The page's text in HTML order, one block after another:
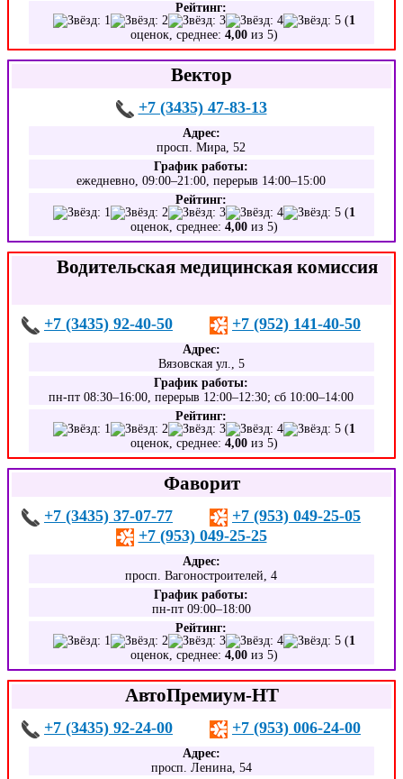
Рейтинг:
(1
оценок, среднее:4,00 из 5)
Вектор
+7 (3435) 47-83-13
Адрес:
просп. Мира, 52
График работы:
ежедневно, 09:00–21:00, перерыв 14:00–15:00
Рейтинг:
(1
оценок, среднее:4,00 из 5)
Водительская медицинская комиссия
+7 (3435) 92-40-50 +7 (952) 141-40-50
Адрес:
Вязовская ул., 5
График работы:
пн-пт 08:30–16:00, перерыв 12:00–12:30; сб 10:00–14:00
Рейтинг:
(1
оценок, среднее:4,00 из 5)
Фаворит
+7 (3435) 37-07-77
+7 (953) 049-25-05
+7 (953) 049-25-25
Адрес:
просп. Вагоностроителей, 4
График работы:
пн-пт 09:00–18:00
Рейтинг:
(1
оценок, среднее:4,00 из 5)
АвтоПремиум-НТ
+7 (3435) 92-24-00 +7 (953) 006-24-00
Адрес:
просп. Ленина, 54